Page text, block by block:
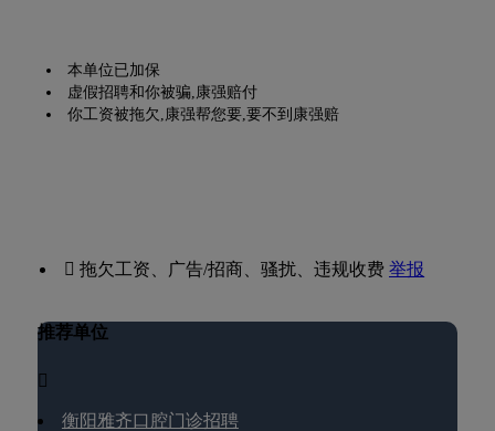
本单位已加保
虚假招聘和你被骗,康强赔付
你工资被拖欠,康强帮您要,要不到康强赔
 拖欠工资、广告/招商、骚扰、违规收费举报
推荐单位

衡阳雅齐口腔门诊招聘